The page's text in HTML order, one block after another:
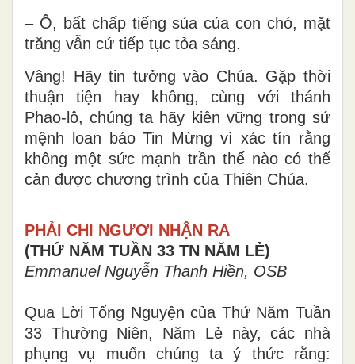
– Ô, bất chấp tiếng sủa của con chó, mặt
trăng vẫn cứ tiếp tục tỏa sáng.
Vâng! Hãy tin tưởng vào Chúa. Gặp thời
thuận tiện hay không, cùng với thánh
Phao-lô, chúng ta hãy kiên vững trong sứ
mệnh loan báo Tin Mừng vì xác tín rằng
không một sức mạnh trần thế nào có thể
cản được chương trình của Thiên Chúa.
PHẢI CHI NGƯƠI NHẬN RA
(THỨ NĂM TUẦN 33 TN NĂM LẺ)
Emmanuel Nguyễn Thanh Hiền, OSB
Qua Lời Tổng Nguyện của Thứ Năm Tuần
33 Thường Niên, Năm Lẻ này, các nhà
phụng vụ muốn chúng ta ý thức rằng: